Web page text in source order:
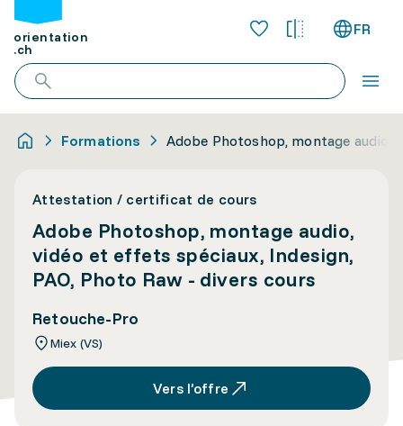
orientation
.ch
FR
Formations Adobe Photoshop, montage audio,
Attestation / certificat de cours
Adobe Photoshop, montage audio,
vidéo et effets spéciaux, Indesign,
PAO, Photo Raw - divers cours
Retouche-Pro
Miex (VS)
Vers l’offre